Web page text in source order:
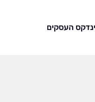
העסקים